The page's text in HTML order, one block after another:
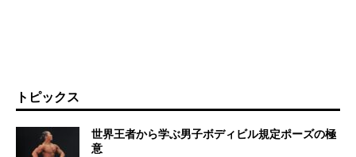
トピックス
世界王者から学ぶ男子ボディビル規定ポーズの極
意